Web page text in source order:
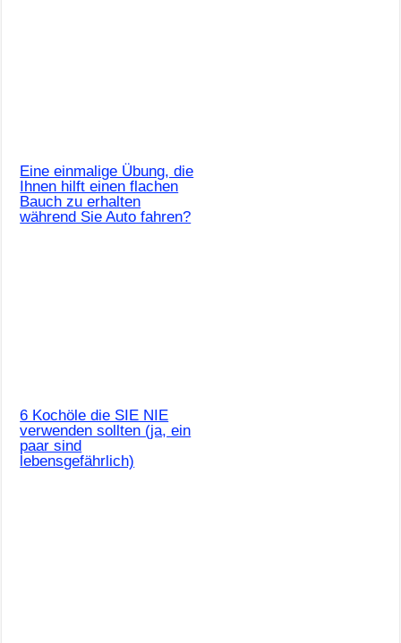
Eine einmalige Übung, die
Ihnen hilft einen flachen
Bauch zu erhalten
während Sie Auto fahren?
6 Kochöle die SIE NIE
verwenden sollten (ja, ein
paar sind
lebensgefährlich)